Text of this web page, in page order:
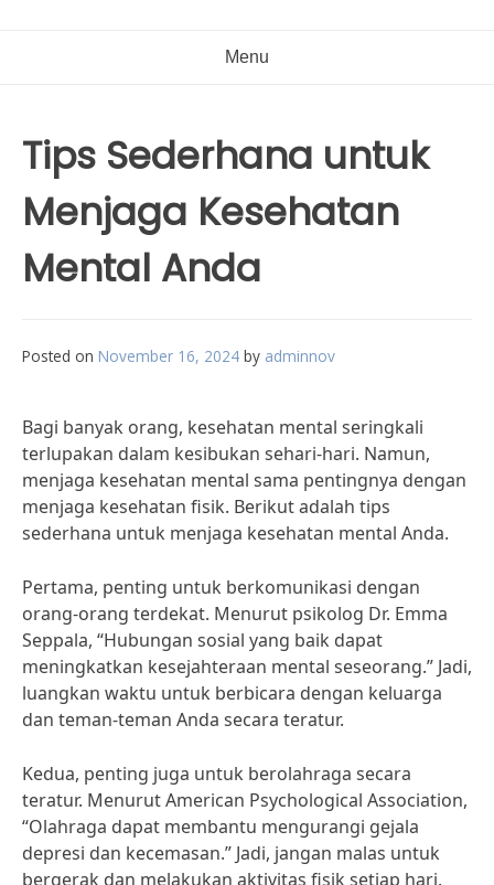
Menu
Tips Sederhana untuk
Menjaga Kesehatan
Mental Anda
Posted on November 16, 2024 by adminnov
Bagi banyak orang, kesehatan mental seringkali
terlupakan dalam kesibukan sehari-hari. Namun,
menjaga kesehatan mental sama pentingnya dengan
menjaga kesehatan fisik. Berikut adalah tips
sederhana untuk menjaga kesehatan mental Anda.
Pertama, penting untuk berkomunikasi dengan
orang-orang terdekat. Menurut psikolog Dr. Emma
Seppala, “Hubungan sosial yang baik dapat
meningkatkan kesejahteraan mental seseorang.” Jadi,
luangkan waktu untuk berbicara dengan keluarga
dan teman-teman Anda secara teratur.
Kedua, penting juga untuk berolahraga secara
teratur. Menurut American Psychological Association,
“Olahraga dapat membantu mengurangi gejala
depresi dan kecemasan.” Jadi, jangan malas untuk
bergerak dan melakukan aktivitas fisik setiap hari.